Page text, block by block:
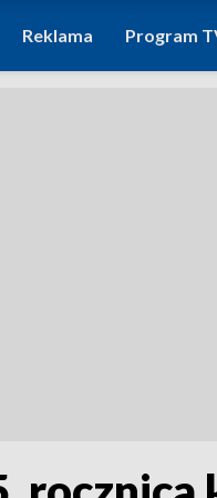
Reklama Program